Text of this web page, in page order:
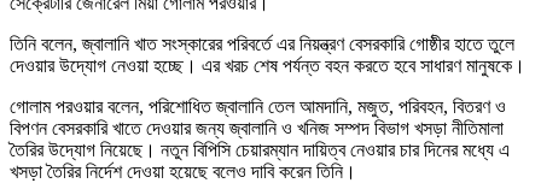
তিনি বলেন, জ্বালানি খাত সংস্কারের পরিবর্তে এর নিয়ন্ত্রণ বেসরকারি গোষ্ঠীর হাতে তুলে
দেওয়ার উদ্যোগ নেওয়া হচ্ছে। এর খরচ শেষ পর্যন্ত বহন করতে হবে সাধারণ মানুষকে।
গোলাম পরওয়ার বলেন, পরিশোধিত জ্বালানি তেল আমদানি, মজুত, পরিবহন, বিতরণ ও
বিপণন বেসরকারি খাতে দেওয়ার জন্য জ্বালানি ও খনিজ সম্পদ বিভাগ খসড়া নীতিমালা
তৈরির উদ্যোগ নিয়েছে। নতুন বিপিসি চেয়ারম্যান দায়িত্ব নেওয়ার চার দিনের মধ্যে এ
খসড়া তৈরির নির্দেশ দেওয়া হয়েছে বলেও দাবি করেন তিনি।